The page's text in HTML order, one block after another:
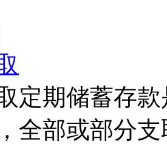
定期储蓄存
全部或部分